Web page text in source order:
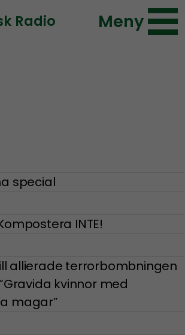
Radio Meny
special
INTE!
allierade terrorbombningen
kvinnor med
magar”